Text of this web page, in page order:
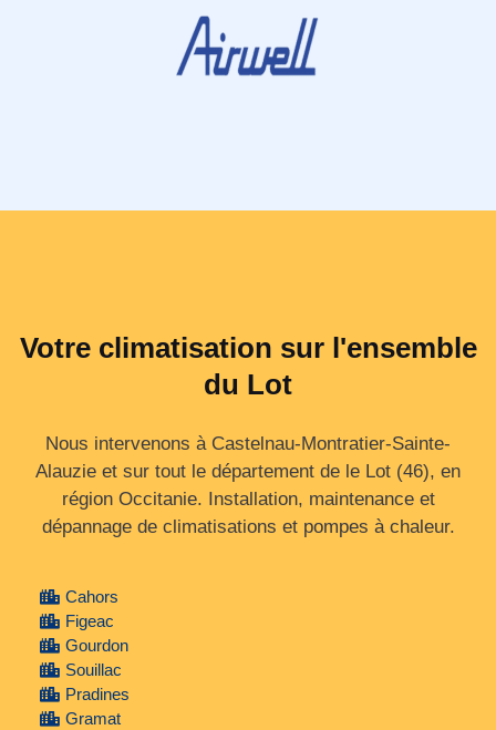
Votre climatisation sur l'ensemble
du Lot
Nous intervenons à Castelnau-Montratier-Sainte-
Alauzie et sur tout le département de le Lot (46), en
région Occitanie. Installation, maintenance et
dépannage de climatisations et pompes à chaleur.
Cahors
Figeac
Gourdon
Souillac
Pradines
Gramat